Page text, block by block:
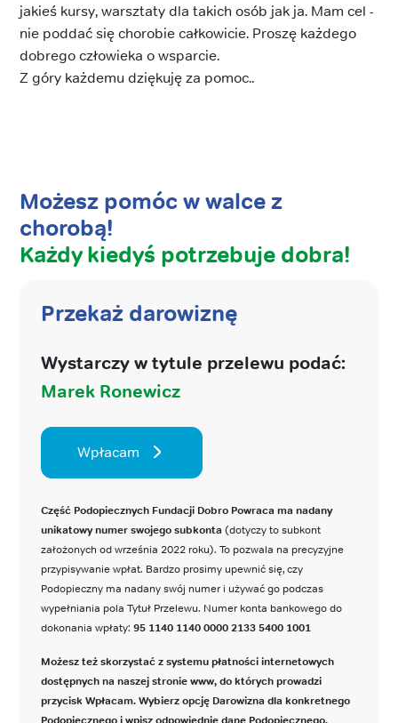
jakieś kursy, warsztaty dla takich osób jak ja. Mam cel -
nie poddać się chorobie całkowicie. Proszę każdego
dobrego człowieka o wsparcie.
Z góry każdemu dziękuję za pomoc..
Możesz pomóc w walce z
chorobą!
Każdy kiedyś potrzebuje dobra!
Przekaż darowiznę
Wystarczy w tytule przelewu podać:
Marek Ronewicz
Wpłacam
Część Podopiecznych Fundacji Dobro Powraca ma nadany
unikatowy numer swojego subkonta (dotyczy to subkont
założonych od września 2022 roku). To pozwala na precyzyjne
przypisywanie wpłat. Bardzo prosimy upewnić się, czy
Podopieczny ma nadany swój numer i używać go podczas
wypełniania pola Tytuł Przelewu. Numer konta bankowego do
dokonania wpłaty: 95 1140 1140 0000 2133 5400 1001
Możesz też skorzystać z systemu płatności internetowych
dostępnych na naszej stronie www, do których prowadzi
przycisk Wpłacam. Wybierz opcję Darowizna dla konkretnego